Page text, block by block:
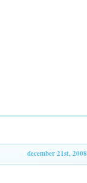
december 21st, 2008